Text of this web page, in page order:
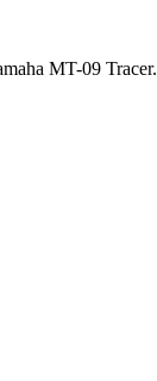
MT-09 Tracer.